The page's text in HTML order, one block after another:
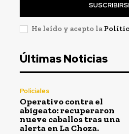
He leído y acepto la
Últimas Noticias
Policiales
Operativo contra el
abigeato: recuperaron
nueve caballos tras una
alerta en La Choza.